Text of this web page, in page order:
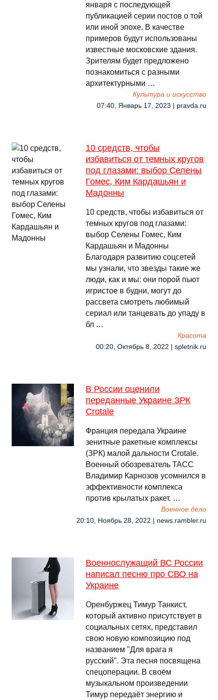
января с последующей
публикацией серии постов о той
или иной эпохе. В качестве
примеров будут использованы
известные московские здания.
Зрителям будет предложено
познакомиться с разными
архитектурными …
Культура и искусство
07:40, Январь 17, 2023 | pravda.ru
10 средств, чтобы
избавиться от темных кругов
под глазами: выбор Селены
Гомес, Ким Кардашьян и
Мадонны
10 средств, чтобы избавиться от
темных кругов под глазами:
выбор Селены Гомес, Ким
Кардашьян и Мадонны
Благодаря развитию соцсетей
мы узнали, что звезды такие же
люди, как и мы: они порой пьют
игристое в будни, могут до
рассвета смотреть любимый
сериал или танцевать до упаду в
бл …
Красота
00:20, Октябрь 8, 2022 | spletnik.ru
В России оценили
переданные Украине ЗРК
Crotale
Франция передала Украине
зенитные ракетные комплексы
(ЗРК) малой дальности Crotale.
Военный обозреватель ТАСС
Владимир Карнозов усомнился в
эффективности комплекса
против крылатых ракет. …
Военное дело
20:10, Ноябрь 28, 2022 | news.rambler.ru
Военнослужащий ВС России
написал песню про СВО на
Украине
Оренбуржец Тимур Танкист,
который активно присутствует в
социальных сетях, представил
свою новую композицию под
названием "Для врага я
русский". Эта песня посвящена
спецоперации. В своём
музыкальном произведении
Тимур передаёт энергию и